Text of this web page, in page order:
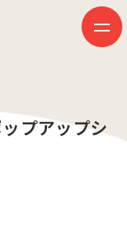
プアップシ